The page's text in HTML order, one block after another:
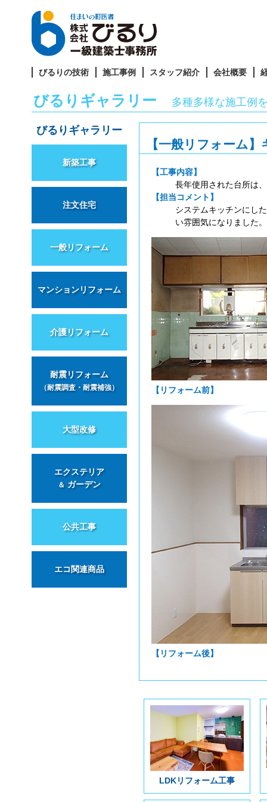
びるりの技術 施工事例 スタッフ紹介 会社概要
びるりギャラリー 多種多様な施工例
【一般リフォーム
【工事内容】
長年使用された台所は
【担当コメント】
システムキッチンにし
い雰囲気になりました。
【リフォーム前】
【リフォーム後】
LDKリフォーム工事
びるりギャラリー
新築工事
注文住宅
一般リフォーム
マンションリフォーム
介護リフォーム
耐震リフォーム
（耐震調査・耐震補強）
大型改修
エクステリア
＆ ガーデン
公共工事
エコ関連商品